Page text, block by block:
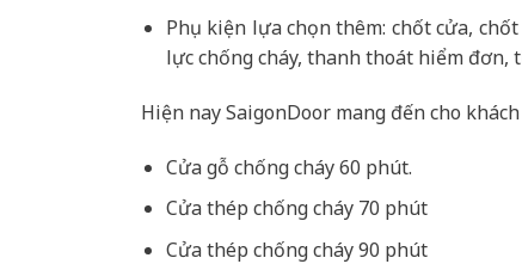
Phụ kiện lựa chọn thêm: chốt cửa,
lực chống cháy, thanh thoát hiểm
Hiện nay SaigonDoor mang đến cho
Cửa gỗ chống cháy 60 phút.
Cửa thép chống cháy 70 phút
Cửa thép chống cháy 90 phút